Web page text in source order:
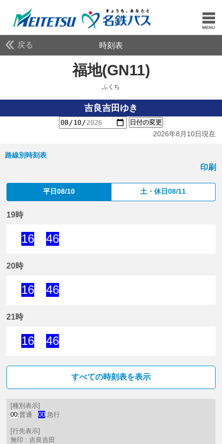
戻る 時刻表
福地(GN11)
ふくち
吉良吉田ゆき
日付の変更
2026年8月10日現在
路線別時刻表
印刷
平日08/10 土・休日08/11
19時
16
46
20時
16
46
21時
16
46
すべての時刻表を表示
[種別表示]
00:普通 00:急行
[行先表示]
無印 : 吉良吉田